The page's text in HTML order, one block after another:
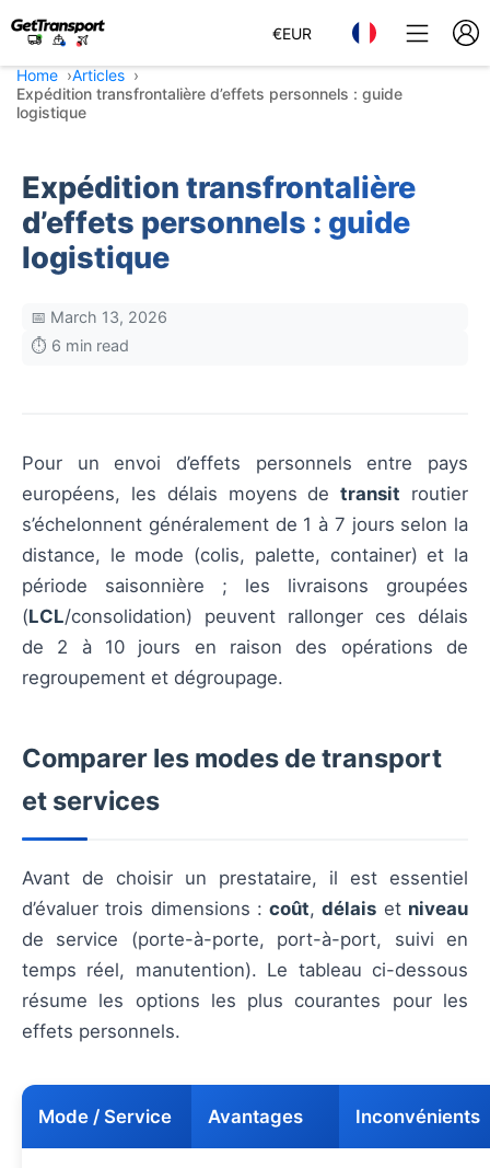
€EUR
Home
Articles
Expédition transfrontalière d’effets personnels : guide
logistique
Expédition transfrontalière
d’effets personnels : guide
logistique
📅 March 13, 2026
⏱️ 6 min read
Pour un envoi d’effets personnels entre pays
européens, les délais moyens detransit routier
s’échelonnent généralement de 1 à 7 jours selon la
distance, le mode (colis, palette, container) et la
période saisonnière ; les livraisons groupées
(LCL/consolidation) peuvent rallonger ces délais
de 2 à 10 jours en raison des opérations de
regroupement et dégroupage.
Comparer les modes de transport
et services
Avant de choisir un prestataire, il est essentiel
d’évaluer trois dimensions :coût,délais et niveau
de service (porte-à-porte, port-à-port, suivi en
temps réel, manutention). Le tableau ci-dessous
résume les options les plus courantes pour les
effets personnels.
Mode / Service Avantages Inconvénients